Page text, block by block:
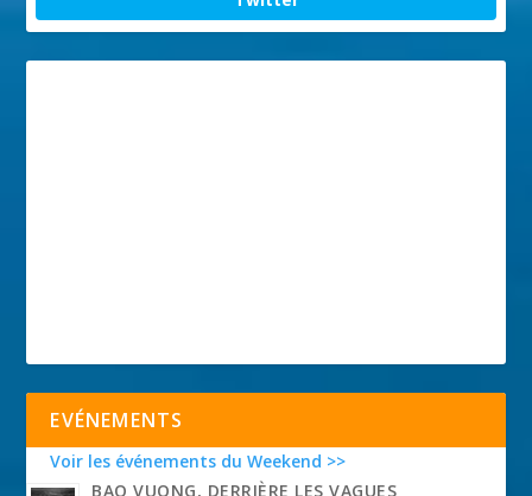
EVÉNEMENTS
Voir les événements du Weekend >>
BAO VUONG, DERRIÈRE LES VAGUES